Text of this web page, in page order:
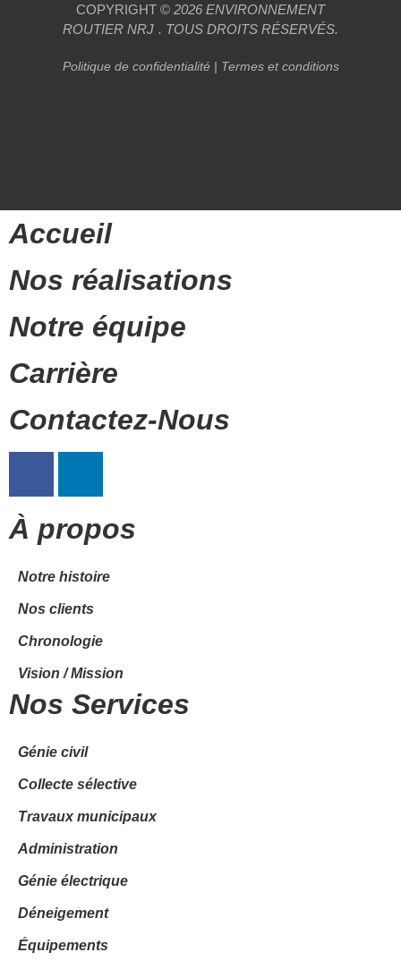
COPYRIGHT © 2026 ENVIRONNEMENT
ROUTIER NRJ . TOUS DROITS RÉSERVÉS.
Politique de confidentialité| Termes et conditions
Accueil
Nos réalisations
Notre équipe
Carrière
Contactez-Nous
À propos
Notre histoire
Nos clients
Chronologie
Vision / Mission
Nos Services
Génie civil
Collecte sélective
Travaux municipaux
Administration
Génie électrique
Déneigement
Équipements